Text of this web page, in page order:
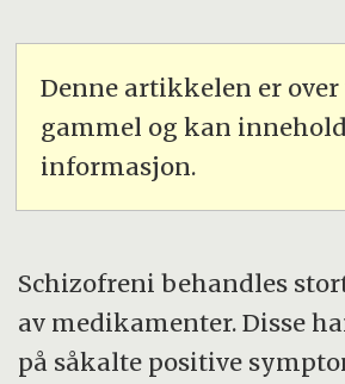
Denne artikkelen er
gammel og kan
informasjon.
Schizofreni behandles
av medikamenter. Disse
på såkalte positive